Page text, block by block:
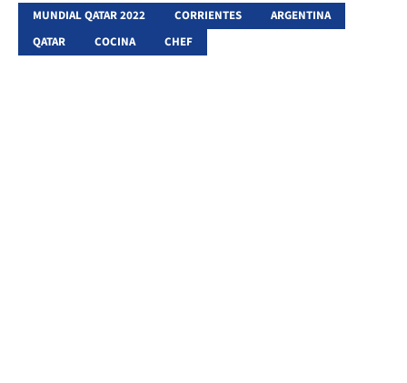
MUNDIAL QATAR 2022 CORRIENTES
ARGENTINA
QATAR
COCINA CHEF